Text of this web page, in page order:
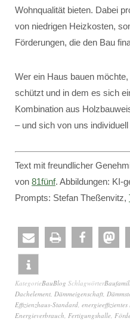
Wohnqualität bieten. Dabei
von niedrigen Heizkosten,
Förderungen, die den Bau
Wer ein Haus bauen
schützt und in dem es sich
Kombination aus
– und sich von uns
Text mit freundlicher
von 81fünf. Abbildungen: KI-
Prompts: Stefan Theßenvitz,
KategorieBauBlog Schlagwörter
Dachelement, Dämmeigenschaft,
Effizienzhaus-Standard, energieeffizientes
Energieverbrauch, Fertigungshalle,